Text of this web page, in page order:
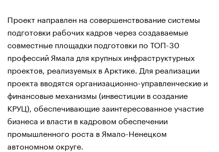
Проект направлен на совершенствование системы
подготовки рабочих кадров через создаваемые
совместные площадки подготовки по ТОП-30
профессий Ямала для крупных инфраструктурных
проектов, реализуемых в Арктике. Для реализации
проекта вводятся организационно-управленческие и
финансовые механизмы (инвестиции в создание
КРУЦ), обеспечивающие заинтересованное участие
бизнеса и власти в кадровом обеспечении
промышленного роста в Ямало-Ненецком
автономном округе.